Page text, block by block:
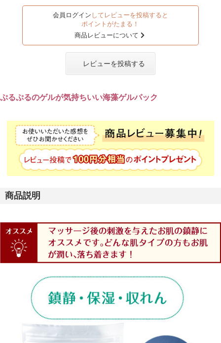
会員ログイン してレビューを投稿すると
ポイントがたまる！
商品レビューについて
レビューを投稿する
ぷるぷるのゲルが気持ちいい海藻ゲルパック
商品説明